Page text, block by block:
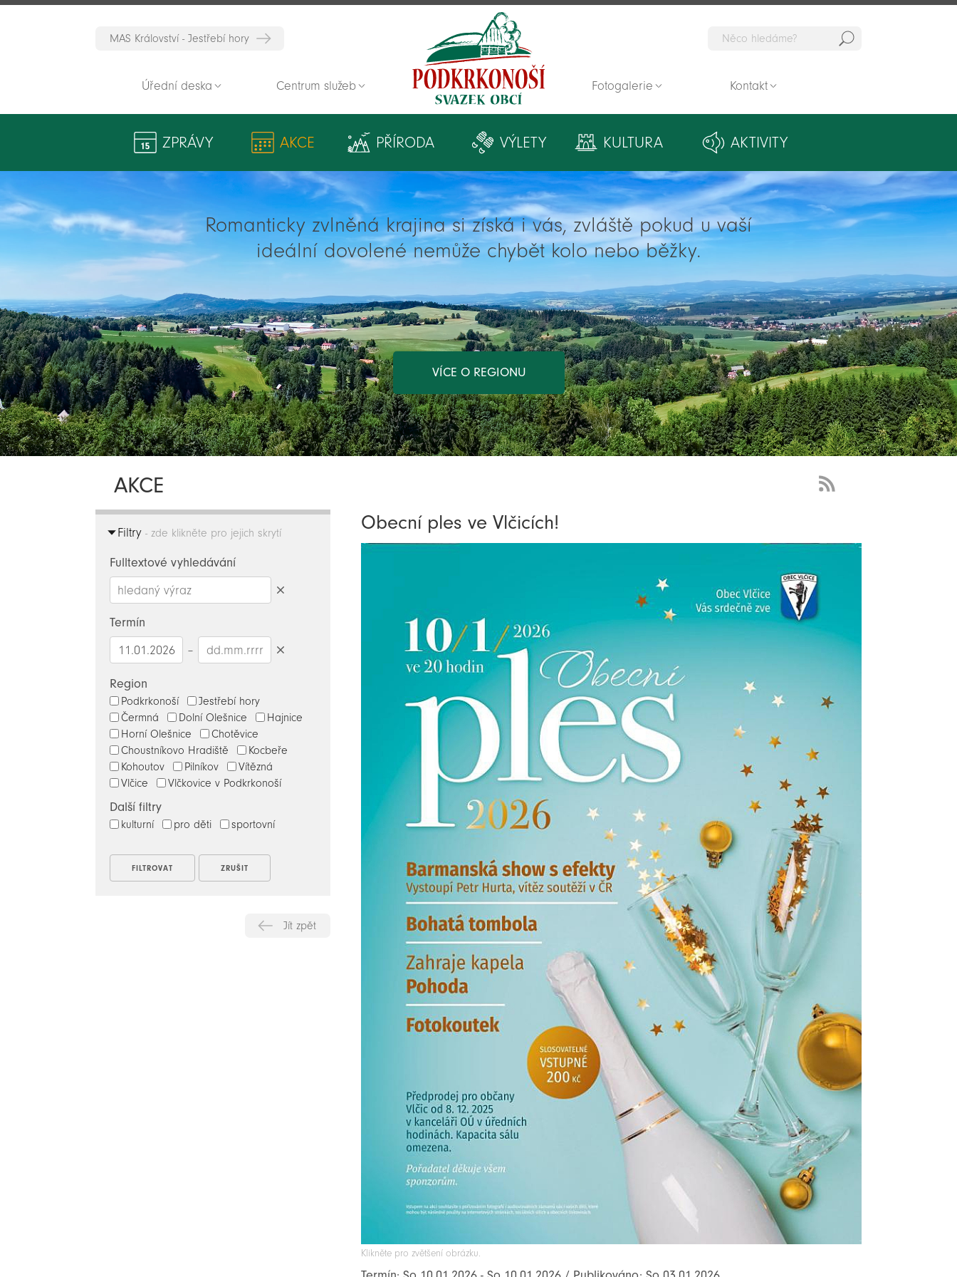
Zpět na titulní stranu
MAS Království - Jestřebí hory
Úřední deska Centrum služeb Fotogalerie Kontakt
ZPRÁVY AKCE PŘÍRODA VÝLETY KULTURA AKTIVITY
Romanticky zvlněná krajina si získá i vás, zvláště pokud u vaší
ideální dovolené nemůže chybět kolo nebo běžky.
VÍCE O REGIONU
AKCE
novinky
Filtry - zde klikněte pro jejich skrytí
Fulltextové vyhledávání
Termín
–
Region
Podkrkonoší
Jestřebí hory
Čermná
Dolní Olešnice
Hajnice
Horní Olešnice
Chotěvice
Choustníkovo Hradiště
Kocbeře
Kohoutov
Pilníkov
Vítězná
Vlčice
Vlčkovice v Podkrkonoší
Další filtry
kulturní pro děti sportovní
Jít zpět
Obecní ples ve Vlčicích!
Klikněte pro zvětšení obrázku.